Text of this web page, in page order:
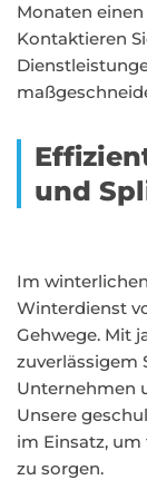
Monaten
Kontaktieren
und
Im
Winterdienst
Gehwege. Mit
zuverlässigem
Unternehmen
Unsere
im Einsatz,
zu sorgen.